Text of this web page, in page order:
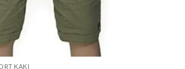
KAKI